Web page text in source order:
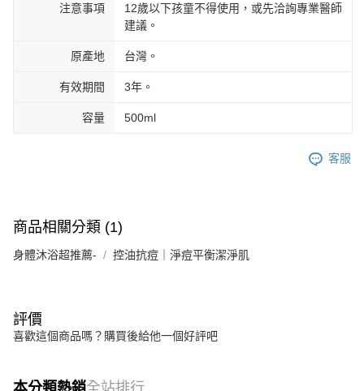
注意事項
12歲以下孩童不得使用，或先洽詢專業醫師
建議。
原產地 台灣。
有效期間 3年。
容量 500ml
客服
商品相關分類 (1)
身體沐浴超推薦- 控油抗痘｜淨痘平衡潔淨肌
評價
喜歡這個商品嗎？購買後給他一個好評吧